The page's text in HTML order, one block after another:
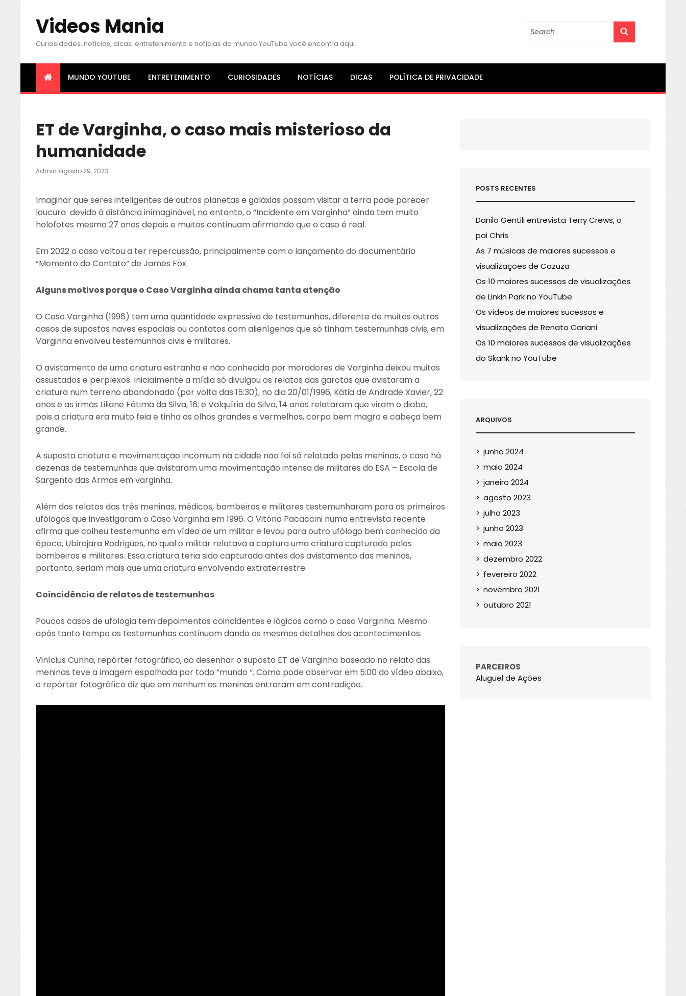
Videos Mania
Curiosidades, notícias, dicas, entretenimento e notícias do mundo YouTube você encontra aqui.
Search
MUNDO YOUTUBE ENTRETENIMENTO CURIOSIDADES NOTÍCIAS DICAS POLÍTICA DE PRIVACIDADE
ET de Varginha, o caso mais misterioso da
humanidade
Admin Posted
Agosto 29, 2023
Imaginar que seres inteligentes de outros planetas e galáxias possam visitar a terra pode parecer
loucura devido à distância inimaginável, no entanto, o “Incidente em Varginha” ainda tem muito
holofotes mesmo 27 anos depois e muitos continuam afirmando que o caso é real.
Em 2022 o caso voltou a ter repercussão, principalmente com o lançamento do documentário
“Momento do Contato” de James Fox.
Alguns motivos porque o Caso Varginha ainda chama tanta atenção
O Caso Varginha (1996) tem uma quantidade expressiva de testemunhas, diferente de muitos outros
casos de supostas naves espaciais ou contatos com alienígenas que só tinham testemunhas civis, em
Varginha envolveu testemunhas civis e militares.
O avistamento de uma criatura estranha e não conhecida por moradores de Varginha deixou muitos
assustados e perplexos. Inicialmente a mídia só divulgou os relatos das garotas que avistaram a
criatura num terreno abandonado (por volta das 15:30), no dia 20/01/1996, Kátia de Andrade Xavier, 22
anos e as irmãs Liliane Fátima da Silva, 16; e Valquíria da Silva, 14 anos relataram que viram o diabo,
pois a criatura era muito feia e tinha os olhos grandes e vermelhos, corpo bem magro e cabeça bem
grande.
A suposta criatura e movimentação incomum na cidade não foi só relatado pelas meninas, o caso há
dezenas de testemunhas que avistaram uma movimentação intensa de militares do ESA – Escola de
Sargento das Armas em varginha.
Além dos relatos das três meninas, médicos, bombeiros e militares testemunharam para os primeiros
ufólogos que investigaram o Caso Varginha em 1996. O Vitório Pacaccini numa entrevista recente
afirma que colheu testemunho em vídeo de um militar e levou para outro ufólogo bem conhecido da
época, Ubirajara Rodrigues, no qual o militar relatava a captura uma criatura capturado pelos
bombeiros e militares. Essa criatura teria sido capturada antes dos avistamento das meninas,
portanto, seriam mais que uma criatura envolvendo extraterrestre.
Coincidência de relatos de testemunhas
Poucos casos de ufologia tem depoimentos coincidentes e lógicos como o caso Varginha. Mesmo
após tanto tempo as testemunhas continuam dando os mesmos detalhes dos acontecimentos.
Vinícius Cunha, repórter fotográfico, ao desenhar o suposto ET de Varginha baseado no relato das
meninas teve a imagem espalhada por todo “mundo “. Como pode observar em 5:00 do vídeo abaixo,
o repórter fotográfico diz que em nenhum as meninas entraram em contradição.
POSTS RECENTES
Danilo Gentili entrevista Terry Crews, o
pai Chris
As 7 músicas de maiores sucessos e
visualizações de Cazuza
Os 10 maiores sucessos de visualizações
de Linkin Park no YouTube
Os vídeos de maiores sucessos e
visualizações de Renato Cariani
Os 10 maiores sucessos de visualizações
do Skank no YouTube
ARQUIVOS
junho 2024
maio 2024
janeiro 2024
agosto 2023
julho 2023
junho 2023
maio 2023
dezembro 2022
fevereiro 2022
novembro 2021
outubro 2021
PARCEIROS
Aluguel de Ações